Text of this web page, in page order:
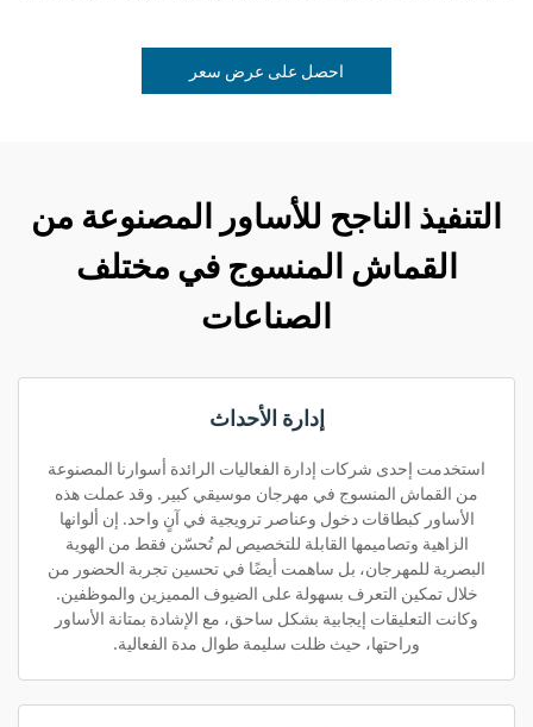
احصل على عرض سعر
التنفيذ الناجح للأساور المصنوعة من
القماش المنسوج في مختلف
الصناعات
إدارة الأحداث
استخدمت إحدى شركات إدارة الفعاليات الرائدة أسوارنا المصنوعة
من القماش المنسوج في مهرجان موسيقي كبير. وقد عملت هذه
الأساور كبطاقات دخول وعناصر ترويجية في آنٍ واحد. إن ألوانها
الزاهية وتصاميمها القابلة للتخصيص لم تُحسّن فقط من الهوية
البصرية للمهرجان، بل ساهمت أيضًا في تحسين تجربة الحضور من
خلال تمكين التعرف بسهولة على الضيوف المميزين والموظفين.
وكانت التعليقات إيجابية بشكل ساحق، مع الإشادة بمتانة الأساور
وراحتها، حيث ظلت سليمة طوال مدة الفعالية.